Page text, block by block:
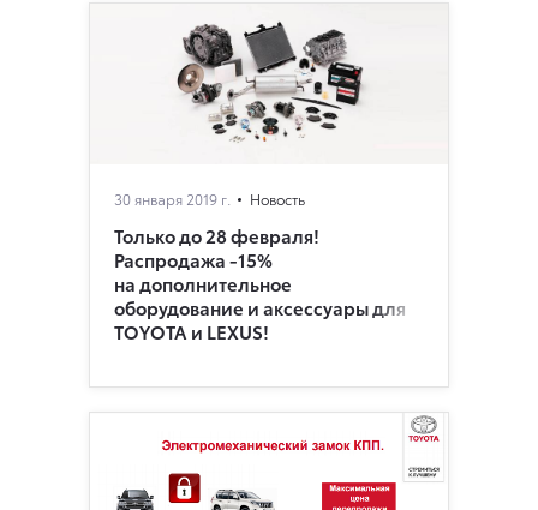
30 января 2019 г. Новость
Только до 28 февраля!
Распродажа -15%
на дополнительное
оборудование и аксесcуары для
TOYOTA и LEXUS!